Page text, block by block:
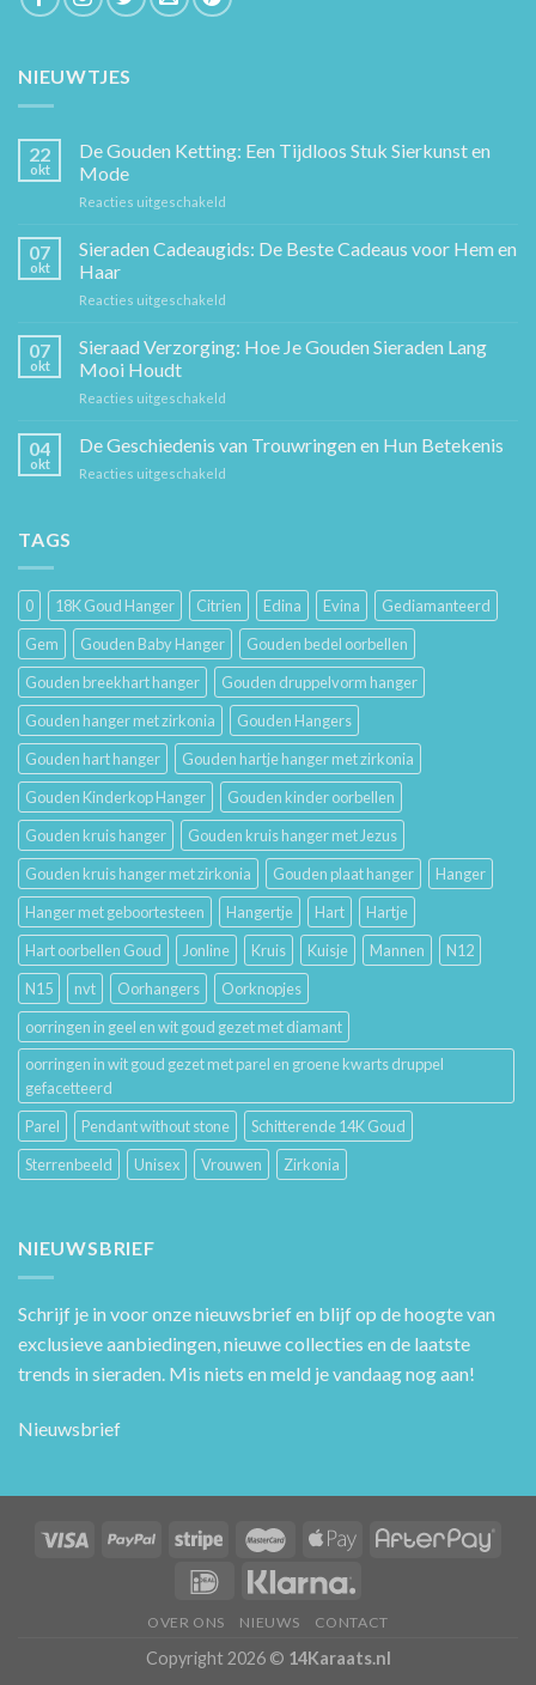
NIEUWTJES
22
okt
De Gouden Ketting: Een Tijdloos Stuk Sierkunst en
Mode
Reacties uitgeschakeld
Gouden
Ketting:
Sierkunst
en
07
okt
Sieraden Cadeaugids: De Beste Cadeaus voor Hem en
Haar
Reacties uitgeschakeld
Cadeaugids:
De
Hem
07
okt
Sieraad Verzorging: Hoe Je Gouden Sieraden Lang
Mooi Houdt
Reacties uitgeschakeld
Verzorging:
Hoe
04
okt
De Geschiedenis van Trouwringen en Hun Betekenis
Reacties uitgeschakeld
Hun
Betekenis
TAGS
0 18K Goud Hanger Citrien Edina Evina
Gediamanteerd
Gem
Gouden Baby Hanger
Gouden bedel oorbellen
Gouden breekhart hanger
Gouden druppelvorm hanger
Gouden hanger met zirkonia
Gouden Hangers
Gouden hart hanger
Gouden hartje hanger met zirkonia
Gouden Kinderkop Hanger
Gouden kinder oorbellen
Gouden kruis hanger
Gouden kruis hanger met Jezus
Gouden kruis hanger met zirkonia
Gouden plaat hanger
Hanger
Hanger met geboortesteen
Hangertje Hart
Hartje
Hart oorbellen Goud
Jonline Kruis Kuisje Mannen
N12
N15
nvt Oorhangers
Oorknopjes
oorringen in geel en wit goud gezet met diamant
oorringen in wit goud gezet met parel en groene kwarts druppel
gefacetteerd
Parel
Pendant without stone
Schitterende 14K Goud
Sterrenbeeld
Unisex Vrouwen Zirkonia
NIEUWSBRIEF
Schrijf je in voor onze nieuwsbrief en blijf op de hoogte van
exclusieve aanbiedingen, nieuwe collecties en de laatste
trends in sieraden. Mis niets en meld je vandaag nog aan!
Nieuwsbrief
OVER ONS NIEUWS CONTACT
Copyright 2026 © 14Karaats.nl